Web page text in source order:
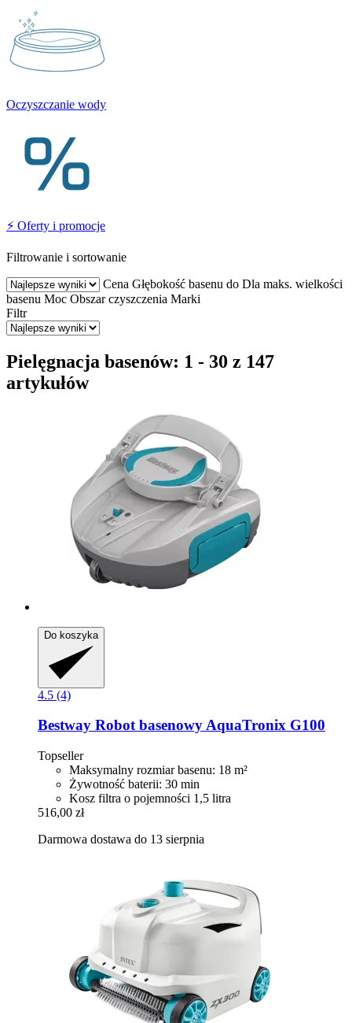
Oczyszczanie wody
⚡ Oferty i promocje
Filtrowanie i sortowanie
Cena Głębokość basenu do Dla maks. wielkości
basenu Moc Obszar czyszczenia Marki
Filtr
Pielęgnacja basenów: 1 - 30 z 147
artykułów
Do koszyka
4.5 (4)
Bestway Robot basenowy AquaTronix G100
Topseller
Maksymalny rozmiar basenu: 18 m²
Żywotność baterii: 30 min
Kosz filtra o pojemności 1,5 litra
516,00 zł
Darmowa dostawa do 13 sierpnia